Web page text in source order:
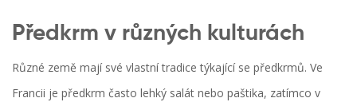
Předkrm v různých kulturách
Různé země mají své vlastní tradice týkající se předkrmů. Ve
Francii je předkrm často lehký salát nebo paštika, zatímco v